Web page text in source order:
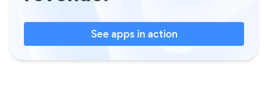
See apps in action